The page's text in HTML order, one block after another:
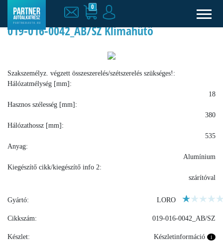
0
019-016-0042_AB/SZ Klímahűtő
Szakszemélyz. végzett összeszerelés/szétszerelés szükséges!:
Hálózatmélység [mm]:
18
Hasznos szélesség [mm]:
380
Hálózathossz [mm]:
535
Anyag:
Alumínium
Kiegészítő cikk/kiegészítő info 2:
szárítóval
Gyártó: LORO
Cikkszám: 019-016-0042_AB/SZ
Készlet: Készletinformáció i